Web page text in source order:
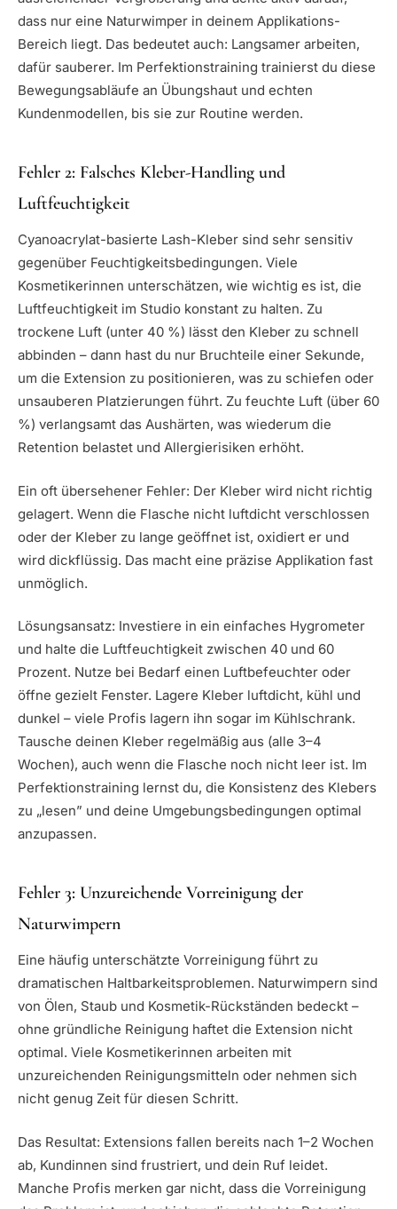
dass nur eine Naturwimper in deinem Applikations-
Bereich liegt. Das bedeutet auch: Langsamer arbeiten,
dafür sauberer. Im Perfektionstraining trainierst du diese
Bewegungsabläufe an Übungshaut und echten
Kundenmodellen, bis sie zur Routine werden.
Fehler 2: Falsches Kleber-Handling und
Luftfeuchtigkeit
Cyanoacrylat-basierte Lash-Kleber sind sehr sensitiv
gegenüber Feuchtigkeitsbedingungen. Viele
Kosmetikerinnen unterschätzen, wie wichtig es ist, die
Luftfeuchtigkeit im Studio konstant zu halten. Zu
trockene Luft (unter 40 %) lässt den Kleber zu schnell
abbinden – dann hast du nur Bruchteile einer Sekunde,
um die Extension zu positionieren, was zu schiefen oder
unsauberen Platzierungen führt. Zu feuchte Luft (über 60
%) verlangsamt das Aushärten, was wiederum die
Retention belastet und Allergierisiken erhöht.
Ein oft übersehener Fehler: Der Kleber wird nicht richtig
gelagert. Wenn die Flasche nicht luftdicht verschlossen
oder der Kleber zu lange geöffnet ist, oxidiert er und
wird dickflüssig. Das macht eine präzise Applikation fast
unmöglich.
Lösungsansatz: Investiere in ein einfaches Hygrometer
und halte die Luftfeuchtigkeit zwischen 40 und 60
Prozent. Nutze bei Bedarf einen Luftbefeuchter oder
öffne gezielt Fenster. Lagere Kleber luftdicht, kühl und
dunkel – viele Profis lagern ihn sogar im Kühlschrank.
Tausche deinen Kleber regelmäßig aus (alle 3–4
Wochen), auch wenn die Flasche noch nicht leer ist. Im
Perfektionstraining lernst du, die Konsistenz des Klebers
zu „lesen” und deine Umgebungsbedingungen optimal
anzupassen.
Fehler 3: Unzureichende Vorreinigung der
Naturwimpern
Eine häufig unterschätzte Vorreinigung führt zu
dramatischen Haltbarkeitsproblemen. Naturwimpern sind
von Ölen, Staub und Kosmetik-Rückständen bedeckt –
ohne gründliche Reinigung haftet die Extension nicht
optimal. Viele Kosmetikerinnen arbeiten mit
unzureichenden Reinigungsmitteln oder nehmen sich
nicht genug Zeit für diesen Schritt.
Das Resultat: Extensions fallen bereits nach 1–2 Wochen
ab, Kundinnen sind frustriert, und dein Ruf leidet.
Manche Profis merken gar nicht, dass die Vorreinigung